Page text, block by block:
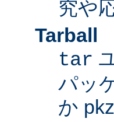
究や
Tarball
tar
パッ
か